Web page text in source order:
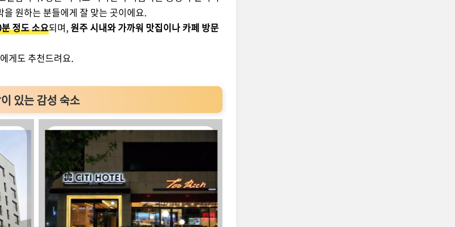
원하는 분들에게 잘 맞는 곳이에요.
정도 소요되며, 원주 시내와 가까워 맛집이나 카페 방문
게도 추천드려요.
있는 감성 숙소